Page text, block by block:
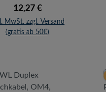
Regulärer Preis:
12,27 €
MwSt. zzgl. Versand
(gratis ab 50€)